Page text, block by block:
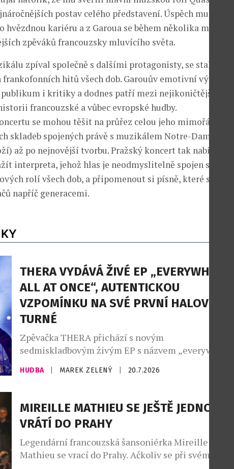
postav celého představení. Úspěch muzikálu
kariéru a z Garoua se během několika měsíců
zpěváků francouzsky mluvícího světa.
zpíval společně s dalšími protagonisty, se stala
hitů všech dob. Garouův emotivní výkon v
i kritiky a dodnes patří mezi nejikoničtější
francouzské a vůbec evropské hudby.
se mohou těšit na průřez celou jeho mimořádnou
skladeb spojených právě s muzikálem Notre-Dame de
až po nejnovější tvorbu. Pražský koncert tak nabídne
interpreta, jehož hlas je neodmyslitelně spojen s jednou
rolí všech dob, a připomenout si písně, které si
napříč generacemi.
THERA VYDÁVÁ ŽIVÉ EP „EVERYWHERE,
ALL AT ONCE“, AUTENTICKOU
VZPOMÍNKU NA SVÉ PRVNÍ HALOVÉ
TURNÉ
Zpěvačka THERA přichází s novým
sedmiskladbovým živým EP s názvem „everywhere,
all at once“, které zachycuje jedinečnou atmosféru
jejího prvního halového turné. Každý song přitom
identický s tím, který zazněl na její koncertní šňůře.
„Cílem tohoto EP bylo vytvořit upřímnou a živou
vzpomínku, a to nejen pro […]
HUDBA MAREK ZELENÝ 20.7.2026
MIREILLE MATHIEU SE JEŠTĚ JEDNOU
VRÁTÍ DO PRAHY
Legendární francouzská šansoniérka Mireille
Mathieu se vrací do Prahy. Ačkoliv se při svém